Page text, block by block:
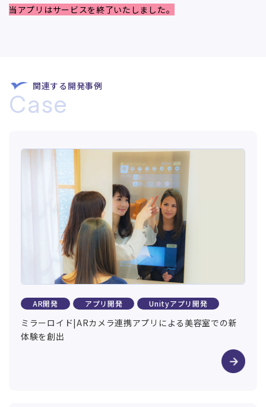
当アプリはサービスを終了いたしました。
関連する開発事例
Case
AR開発 アプリ開発 Unityアプリ開発
ミラーロイド|ARカメラ連携アプリによる美容室での新
体験を創出